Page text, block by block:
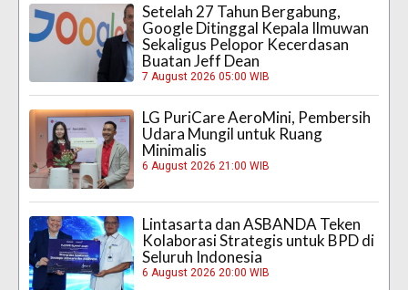
Setelah 27 Tahun Bergabung,
Google Ditinggal Kepala Ilmuwan
Sekaligus Pelopor Kecerdasan
Buatan Jeff Dean
7 August 2026 05:00 WIB
LG PuriCare AeroMini, Pembersih
Udara Mungil untuk Ruang
Minimalis
6 August 2026 21:00 WIB
Lintasarta dan ASBANDA Teken
Kolaborasi Strategis untuk BPD di
Seluruh Indonesia
6 August 2026 20:00 WIB